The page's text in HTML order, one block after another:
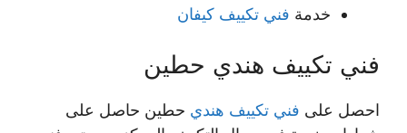
خدمة فني تكييف كيفان
فني تكييف هندي حطين
احصل على فني تكييف هندي حطين حاصل على